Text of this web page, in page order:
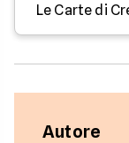
Autore